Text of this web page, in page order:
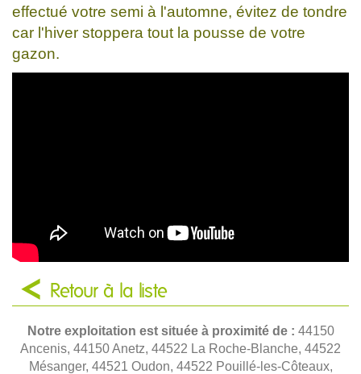
effectué votre semi à l'automne, évitez de tondre
car l'hiver stoppera tout la pousse de votre
gazon.
Retour à la liste
Notre exploitation est située à proximité de : 44150
Ancenis, 44150 Anetz, 44522 La Roche-Blanche, 44522
Mésanger, 44521 Oudon, 44522 Pouillé-les-Côteaux,